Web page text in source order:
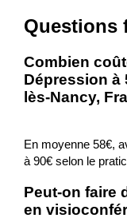
Questions
Combien
Dépression à
lès-Nancy,
En moyenne 58€,
à 90€ selon le
Peut-on faire
en